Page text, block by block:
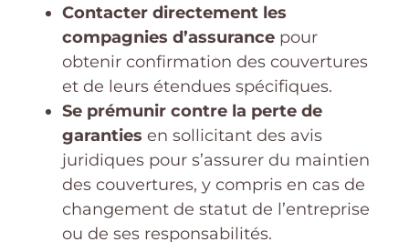
Contacter directement les
compagnies d’assurance pour
obtenir confirmation des couvertures
et de leurs étendues spécifiques.
Se prémunir contre la perte de
garanties en sollicitant des avis
juridiques pour s’assurer du maintien
des couvertures, y compris en cas de
changement de statut de l’entreprise
ou de ses responsabilités.